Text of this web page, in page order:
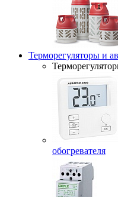
Терморегуляторы и
обогревателя